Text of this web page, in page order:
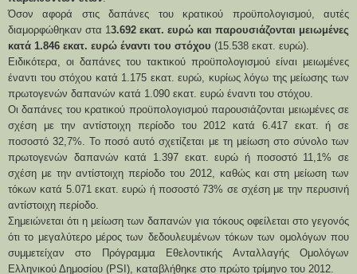
Όσον αφορά στις δαπάνες του κρατικού προϋπολογισμού, αυτές
διαμορφώθηκαν στα 1 3.692 εκατ. ευρώ και παρουσιάζονται μειωμένες
κατά 1.846 εκατ. ευρώ έναντι του στόχου (15.538 εκατ. ευρώ).
Ειδικότερα, οι δαπάνες του τακτικού προϋπολογισμού είναι μειωμένες
έναντι του στόχου κατά 1.175 εκατ. ευρώ, κυρίως λόγω της μείωσης των
πρωτογενών δαπανών κατά 1.090 εκατ. ευρώ έναντι του στόχου.
Οι δαπάνες του κρατικού προϋπολογισμού παρουσιάζονται μειωμένες σε
σχέση με την αντίστοιχη περίοδο του 2012 κατά 6.417 εκατ. ή σε
ποσοστό 32,7%. Το ποσό αυτό σχετίζεται με τη μείωση στο σύνολο των
πρωτογενών δαπανών κατά 1.397 εκατ. ευρώ ή ποσοστό 11,1% σε
σχέση με την αντίστοιχη περίοδο του 2012, καθώς και στη μείωση των
τόκων κατά 5.071 εκατ. ευρώ ή ποσοστό 73% σε σχέση με την περυσινή
αντίστοιχη περίοδο.
Σημειώνεται ότι η μείωση των δαπανών για τόκους οφείλεται στο γεγονός
ότι το μεγαλύτερο μέρος των δεδουλευμένων τόκων των ομολόγων που
συμμετείχαν στο Πρόγραμμα Εθελοντικής Ανταλλαγής Ομολόγων
Ελληνικού Δημοσίου (PSI), καταβλήθηκε στο πρώτο τρίμηνο του 2012.